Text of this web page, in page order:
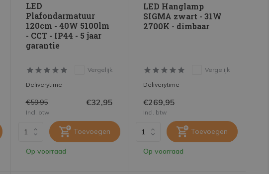
LED
Plafondarmatuur
120cm - 40W 5100lm
- CCT - IP44 - 5 jaar
garantie
Vergelijk
Deliverytime
€59,95 €32,95
Incl. btw
Toevoegen
Op voorraad
LED Hanglamp
SIGMA zwart - 31W
2700K - dimbaar
Vergelijk
Deliverytime
€269,95
Incl. btw
Toevoegen
Op voorraad